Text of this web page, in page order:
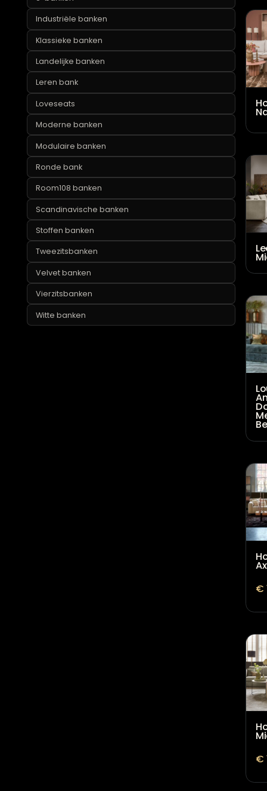
Ronde hoekbanken
Stoffen hoekbanken
U-banken
Industriële banken
Klassieke banken
Landelijke banken
Leren bank
Loveseats
Moderne banken
Modulaire banken
Ronde bank
Room108 banken
Scandinavische banken
Stoffen banken